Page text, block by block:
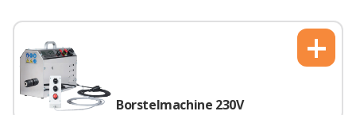
Borstelmachine 230V
+